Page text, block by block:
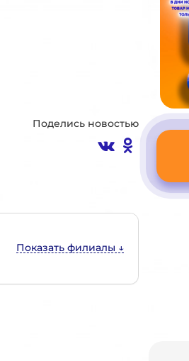
Поделись новостью